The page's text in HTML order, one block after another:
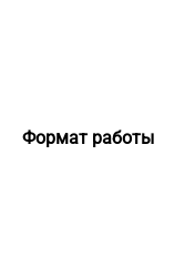
Формат работы